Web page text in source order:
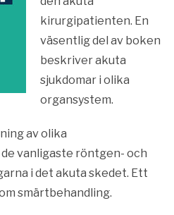
kirurgipatienten. En
väsentlig del av boken
beskriver akuta
sjukdomar i olika
organsystem.
av olika
vanligaste röntgen- och
i det akuta skedet. Ett
smärtbehandling.